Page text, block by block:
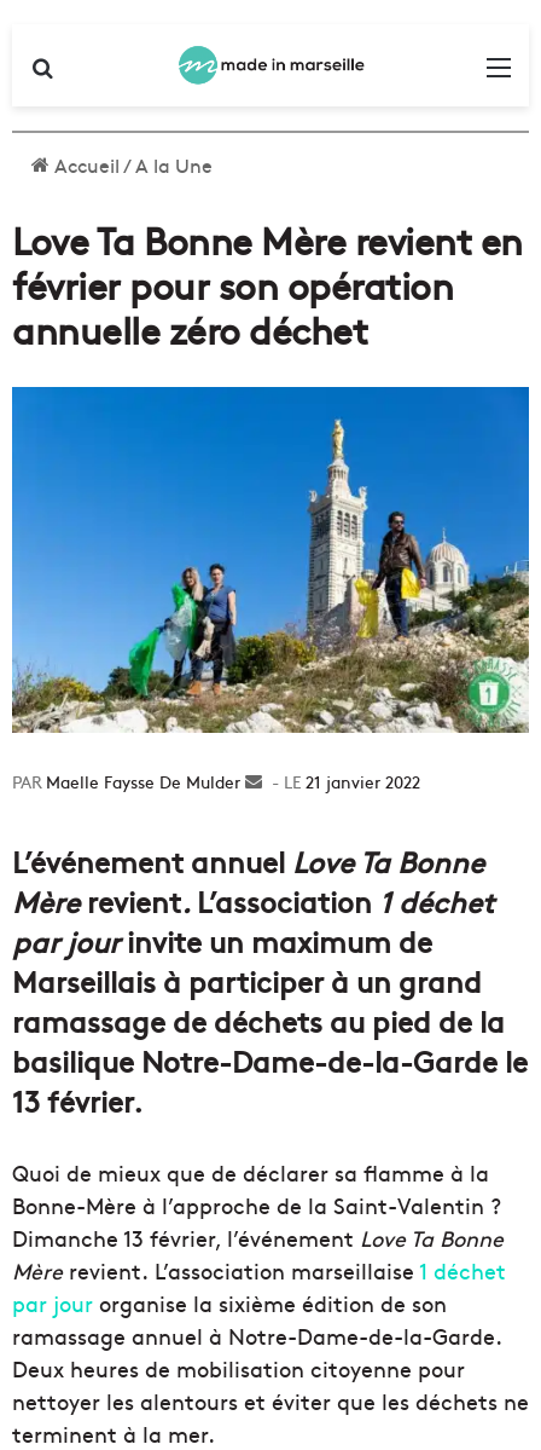
Accueil/A la Une
Love Ta Bonne Mère revient en
février pour son opération
annuelle zéro déchet
Maelle Faysse De Mulder
Envoyer21 janvier 2022
L’événement annuel Love Ta Bonne
Mèrerevient. L’association 1 déchet
par jourinvite un maximum de
Marseillais à participer à un grand
ramassage de déchets au pied de la
basilique Notre-Dame-de-la-Garde le
13 février.
Quoi de mieux que de déclarer sa flamme à la
Bonne-Mère à l’approche de la Saint-Valentin ?
Dimanche 13 février, l’événement Love Ta Bonne
Mère revient. L’association marseillaise 1 déchet
par jour organise la sixième édition de son
ramassage annuel à Notre-Dame-de-la-Garde.
Deux heures de mobilisation citoyenne pour
nettoyer les alentours et éviter que les déchets ne
terminent à la mer.